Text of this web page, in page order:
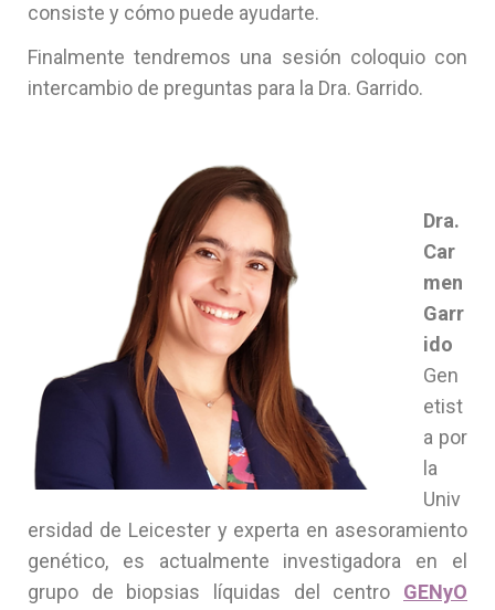
consiste y cómo puede ayudarte.
Finalmente tendremos una sesión coloquio con
intercambio de preguntas para la Dra. Garrido.
Dra.
Car
men
Garr
ido
Gen
etist
a por
la
Univ
ersidad de Leicester y experta en asesoramiento
genético, es actualmente investigadora en el
grupo de biopsias líquidas del centro GENyO